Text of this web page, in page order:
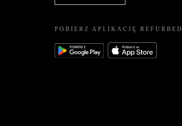
POBIERZ APLIKACJĘ REFURBED